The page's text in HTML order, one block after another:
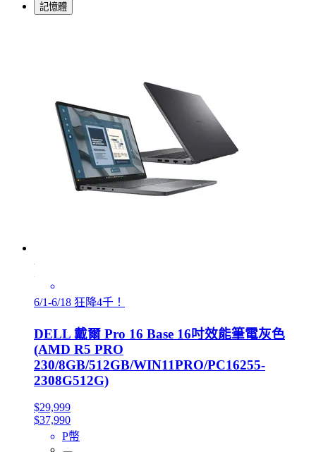
記憶體
6/1-6/18 狂降4千！
DELL 戴爾 Pro 16 Base 16吋效能筆電灰色
(AMD R5 PRO
230/8GB/512GB/WIN11PRO/PC16255-
2308G512G)
$29,999
$37,990
P幣